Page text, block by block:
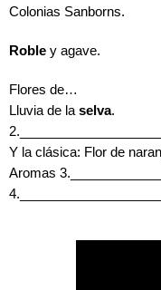
Colonias Sanborns.
Roble y agave.
Flores de…
Lluvia de la selva.
Y la clásica: Flor de
Aromas